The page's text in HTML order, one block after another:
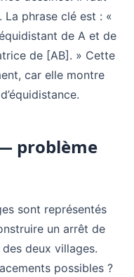
phrase clé est : «
de A et de
de [AB]. » Cette
car elle montre
problème
sont représentés
un arrêt de
deux villages.
possibles ?